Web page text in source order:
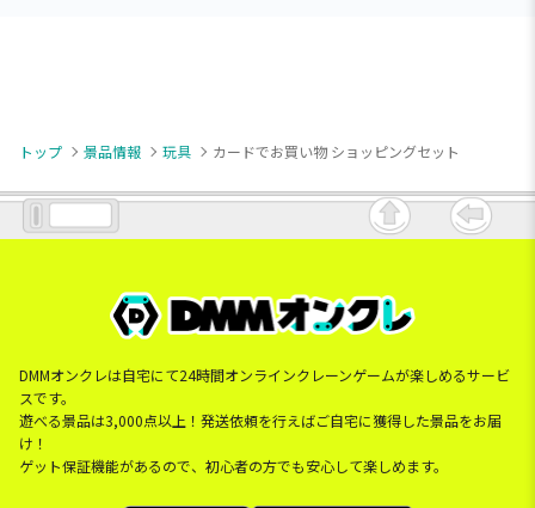
トップ 景品情報 玩具 カードでお買い物 ショッピングセット
DMMオンクレは自宅にて24時間オンラインクレーンゲームが楽しめるサービ
スです。
遊べる景品は3,000点以上！発送依頼を行えばご自宅に獲得した景品をお届
け！
ゲット保証機能があるので、初心者の方でも安心して楽しめます。